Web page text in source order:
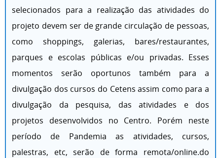
selecionados para a realização das atividades do
projeto devem ser de grande circulação de pessoas,
como shoppings, galerias, bares/restaurantes,
parques e escolas públicas e/ou privadas. Esses
momentos serão oportunos também para a
divulgação dos cursos do Cetens assim como para a
divulgação da pesquisa, das atividades e dos
projetos desenvolvidos no Centro. Porém neste
período de Pandemia as atividades, cursos,
palestras, etc, serão de forma remota/online.do